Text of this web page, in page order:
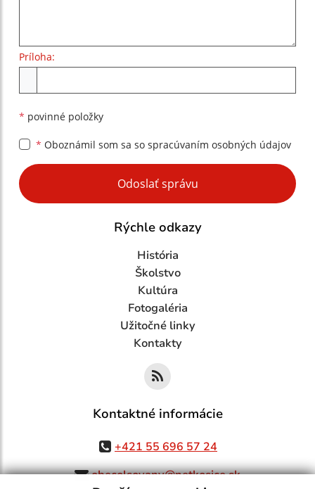
Príloha:
* povinné položky
* Oboznámil som sa so spracúvaním osobných údajov
Google reCaptcha Response
Odoslať správu
Rýchle odkazy
História
Školstvo
Kultúra
Fotogaléria
Užitočné linky
Kontakty
Kontaktné informácie
+421 55 696 57 24
obecolsovany@netkosice.sk